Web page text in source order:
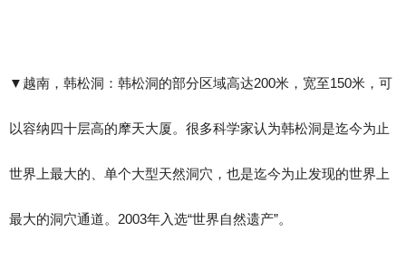
▼​越南，韩松洞：韩松洞的部分区域高达200米，宽至150米，可
以容纳四十层高的摩天大厦。很多科学家认为韩松洞是迄今为止
世界上最大的、单个大型天然洞穴，也是迄今为止发现的世界上
最大的洞穴通道。2003年入选“世界自然遗产”。